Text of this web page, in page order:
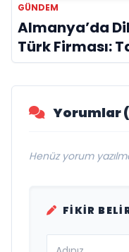
GÜNDEM
Almanya’da
Türk Firması:
Yorumlar
Henüz yorum
FIKIR